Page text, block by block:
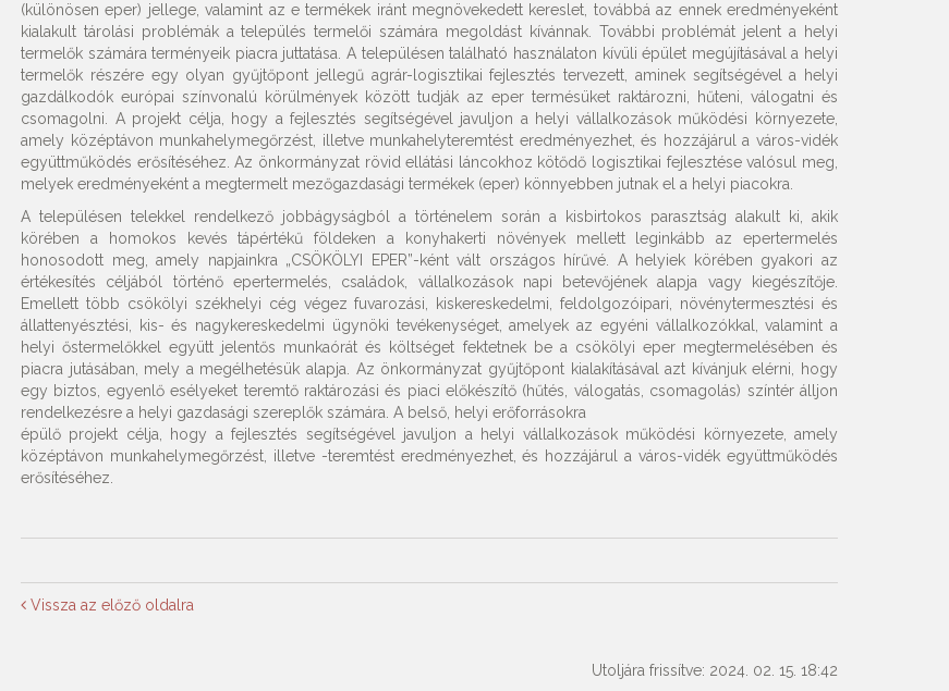
(különösen eper) jellege, valamint az e termékek iránt megnövekedett kereslet, továbbá az ennek eredményeként
kialakult tárolási problémák a település termelői számára megoldást kívánnak. További problémát jelent a helyi
termelők számára terményeik piacra juttatása. A településen található használaton kívüli épület megújításával a helyi
termelők részére egy olyan gyűjtőpont jellegű agrár-logisztikai fejlesztés tervezett, aminek segítségével a helyi
gazdálkodók európai színvonalú körülmények között tudják az eper termésüket raktározni, hűteni, válogatni és
csomagolni. A projekt célja, hogy a fejlesztés segítségével javuljon a helyi vállalkozások működési környezete,
amely középtávon munkahelymegőrzést, illetve munkahelyteremtést eredményezhet, és hozzájárul a város-vidék
együttműködés erősítéséhez. Az önkormányzat rövid ellátási láncokhoz kötődő logisztikai fejlesztése valósul meg,
melyek eredményeként a megtermelt mezőgazdasági termékek (eper) könnyebben jutnak el a helyi piacokra.
A településen telekkel rendelkező jobbágyságból a történelem során a kisbirtokos parasztság alakult ki, akik
körében a homokos kevés tápértékű földeken a konyhakerti növények mellett leginkább az epertermelés
honosodott meg, amely napjainkra „CSÖKÖLYI EPER”-ként vált országos hírűvé. A helyiek körében gyakori az
értékesítés céljából történő epertermelés, családok, vállalkozások napi betevőjének alapja vagy kiegészítője.
Emellett több csökölyi székhelyi cég végez fuvarozási, kiskereskedelmi, feldolgozóipari, növénytermesztési és
állattenyésztési, kis- és nagykereskedelmi ügynöki tevékenységet, amelyek az egyéni vállalkozókkal, valamint a
helyi őstermelőkkel együtt jelentős munkaórát és költséget fektetnek be a csökölyi eper megtermelésében és
piacra jutásában, mely a megélhetésük alapja. Az önkormányzat gyűjtőpont kialakításával azt kívánjuk elérni, hogy
egy biztos, egyenlő esélyeket teremtő raktározási és piaci előkészítő (hűtés, válogatás, csomagolás) színtér álljon
rendelkezésre a helyi gazdasági szereplők számára. A belső, helyi erőforrásokra
épülő projekt célja, hogy a fejlesztés segítségével javuljon a helyi vállalkozások működési környezete, amely
középtávon munkahelymegőrzést, illetve -teremtést eredményezhet, és hozzájárul a város-vidék együttműködés
erősítéséhez.
Vissza az előző oldalra
Utoljára frissítve: 2024. 02. 15. 18:42